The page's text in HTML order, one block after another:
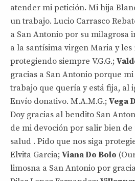
atender mi petición. Mi hija
un trabajo. Lucio Carrasco
a San Antonio por su milagrosa
a la santísima virgen Maria y les
protegiendo siempre V.G.G.;
gracias a San Antonio porque
trabajo que quería y está fija, al
Envío donativo. M.A.M.G.; Vega
Doy gracias al bendito San
de mi devoción por salir bien
salud . Pido que nos siga
Elvita Garcia; Viana Do Bolo
limosna a San Antonio por